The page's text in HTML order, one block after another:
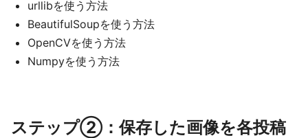
urllibを使う方法
BeautifulSoupを使う方法
OpenCVを使う方法
Numpyを使う方法
ステップ②：保存した画像を各投稿